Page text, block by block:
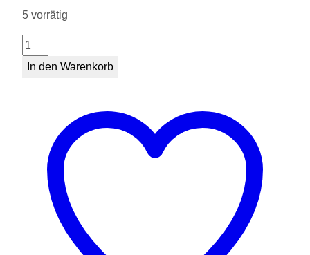
5 vorrätig
Tassen
Luchs
In den Warenkorb